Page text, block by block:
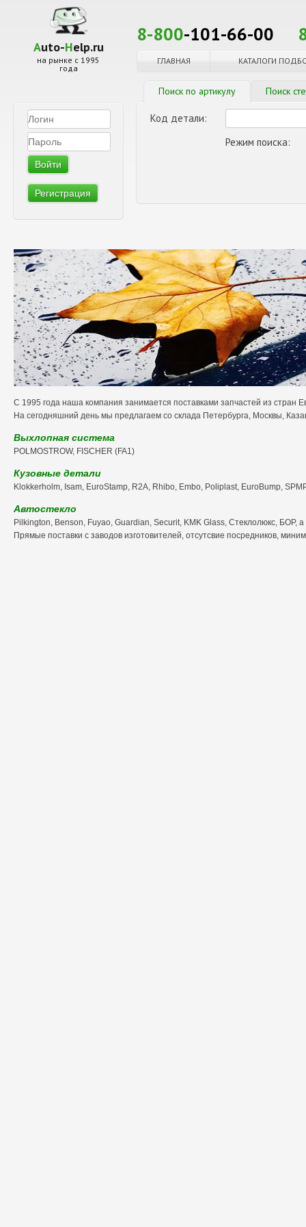
Auto-Help.ru
на рынке с 1995
года
Регистрация
8-800-101-66-00
ГЛАВНАЯ КАТАЛОГИ
Поиск по артикулу Поиск
Код детали:
Режим поиска:
С 1995 года наша компания занимается поставками запчастей из стран
На сегодняшний день мы предлагаем со склада Петербурга, Москвы,
Выхлопная система
POLMOSTROW, FISCHER (FA1)
Кузовные детали
Klokkerholm, Isam, EuroStamp, R2A, Rhibo, Embo, Poliplast, EuroBump,
Автостекло
Pilkington, Benson, Fuyao, Guardian, Securit, KMK Glass, Стеклолюкс, БОР,
Прямые поставки с заводов изготовителей, отсутсвие посредников,